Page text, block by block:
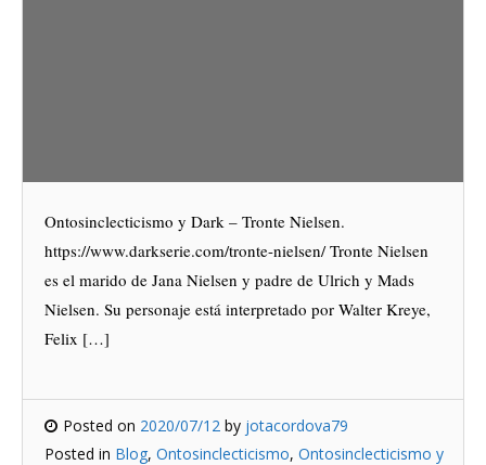
Ontosinclecticismo y Dark – Tronte Nielsen.
https://www.darkserie.com/tronte-nielsen/ Tronte Nielsen
es el marido de Jana Nielsen y padre de Ulrich y Mads
Nielsen. Su personaje está interpretado por Walter Kreye,
Felix […]
Posted on 2020/07/12 by jotacordova79
Posted in Blog, Ontosinclecticismo, Ontosinclecticismo y